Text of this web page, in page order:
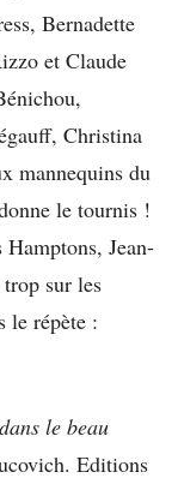
Bernadette
et Claude
Christina
mannequins du
le tournis !
Jean-
trop sur les
le répète :
le beau
Editions